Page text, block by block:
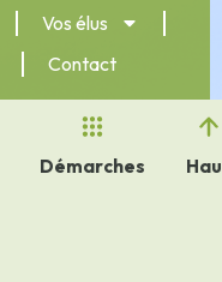
Démarches
Vos élus
Contact
mairie@pringy77.fr